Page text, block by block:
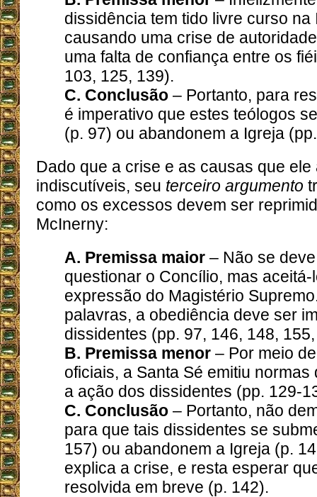
dissidência tem tido livre curso na
causando uma crise de
uma falta de confiança entre os
103, 125, 139).
C. Conclusão – Portanto, para
é imperativo que estes teólogos
(p. 97) ou abandonem a Igreja
Dado que a crise e as causas que
indiscutíveis, seu terceiro argumento
como os excessos devem ser
McInerny:
A. Premissa maior – Não se
questionar o Concílio, mas aceitá-
expressão do Magistério
palavras, a obediência deve ser
dissidentes (pp. 97, 146, 148,
B. Premissa menor – Por meio
oficiais, a Santa Sé emitiu normas
a ação dos dissidentes (pp. 129-
C. Conclusão – Portanto, não
para que tais dissidentes se
157) ou abandonem a Igreja (p.
explica a crise, e resta esperar
resolvida em breve (p. 142).